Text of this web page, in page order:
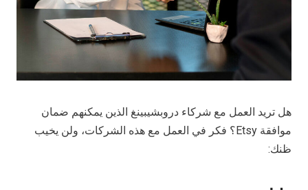
هل تريد العمل مع شركاء دروبشيبينغ الذين يمكنهم ضمان
موافقة Etsy؟ فكر في العمل مع هذه الشركات، ولن يخيب
ظنك: